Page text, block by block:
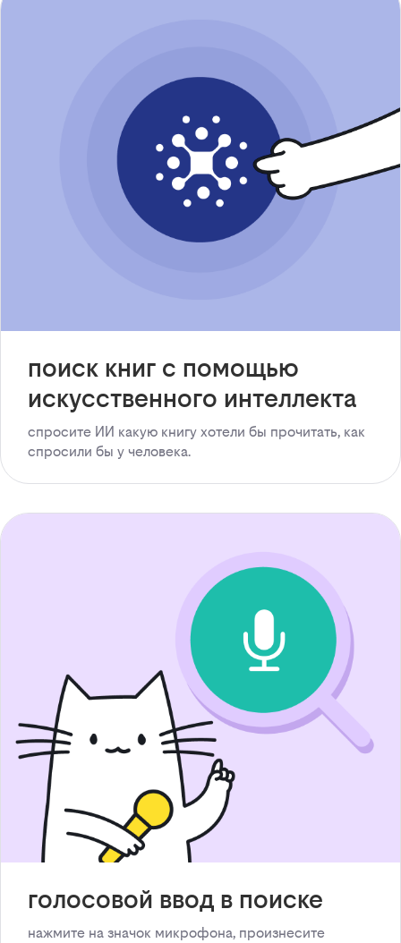
поиск книг с помощью
искусственного интеллекта
спросите ИИ какую книгу хотели бы прочитать, как
спросили бы у человека.
голосовой ввод в поиске
нажмите на значок микрофона, произнесите